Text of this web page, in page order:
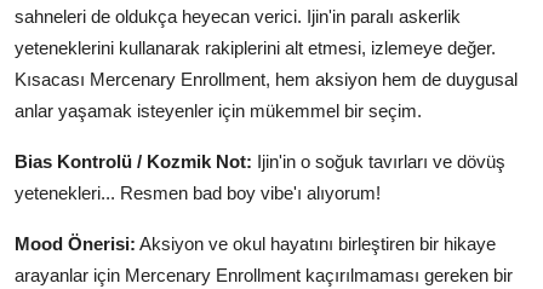
sahneleri de oldukça heyecan verici. Ijin'in paralı askerlik
yeteneklerini kullanarak rakiplerini alt etmesi, izlemeye değer.
Kısacası Mercenary Enrollment, hem aksiyon hem de duygusal
anlar yaşamak isteyenler için mükemmel bir seçim.
Bias Kontrolü / Kozmik Not: Ijin'in o soğuk tavırları ve dövüş
yetenekleri... Resmen bad boy vibe'ı alıyorum!
Mood Önerisi: Aksiyon ve okul hayatını birleştiren bir hikaye
arayanlar için Mercenary Enrollment kaçırılmaması gereken bir